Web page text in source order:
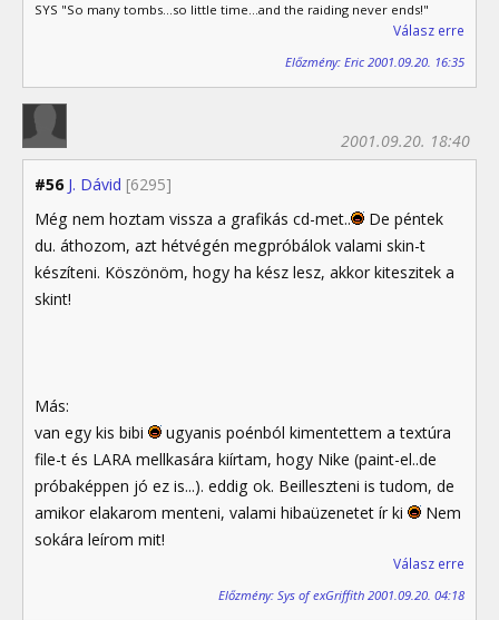
SYS "So many tombs...so little time...and the raiding never ends!"
Válasz erre
Előzmény: Eric 2001.09.20. 16:35
#56 J. Dávid [6295]
2001.09.20. 18:40
Még nem hoztam vissza a grafikás cd-met..
De péntek
du. áthozom, azt hétvégén megpróbálok valami skin-t
készíteni. Köszönöm, hogy ha kész lesz, akkor kiteszitek a
skint!
Más:
van egy kis bibi
ugyanis poénból kimentettem a textúra
file-t és LARA mellkasára kiírtam, hogy Nike (paint-el..de
próbaképpen jó ez is...). eddig ok. Beilleszteni is tudom, de
amikor elakarom menteni, valami hibaüzenetet ír ki
Nem
sokára leírom mit!
Válasz erre
Előzmény: Sys of exGriffith 2001.09.20. 04:18